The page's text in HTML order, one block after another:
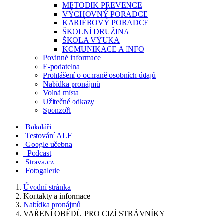
METODIK PREVENCE
VÝCHOVNÝ PORADCE
KARIÉROVÝ PORADCE
ŠKOLNÍ DRUŽINA
ŠKOLA VÝUKA
KOMUNIKACE A INFO
Povinné informace
E-podatelna
Prohlášení o ochraně osobních údajů
Nabídka pronájmů
Volná místa
Užitečné odkazy
Sponzoři
Bakaláři
Testování ALF
Google učebna
Podcast
Strava.cz
Fotogalerie
Úvodní stránka
Kontakty a informace
Nabídka pronájmů
VAŘENÍ OBĚDŮ PRO CIZÍ STRÁVNÍKY